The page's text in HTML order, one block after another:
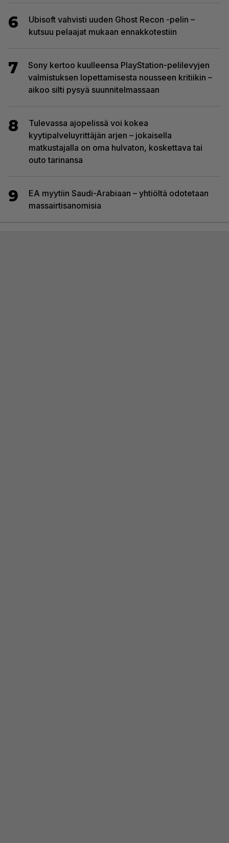
6
Ubisoft vahvisti uuden Ghost Recon -pelin –
kutsuu pelaajat mukaan ennakkotestiin
7
Sony kertoo kuulleensa PlayStation-pelilevyjen
valmistuksen lopettamisesta nousseen kritiikin –
aikoo silti pysyä suunnitelmassaan
8
Tulevassa ajopelissä voi kokea
kyytipalveluyrittäjän arjen – jokaisella
matkustajalla on oma hulvaton, koskettava tai
outo tarinansa
9
EA myytiin Saudi-Arabiaan – yhtiöltä odotetaan
massairtisanomisia